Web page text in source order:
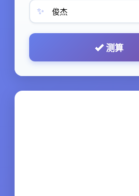
✨
测算